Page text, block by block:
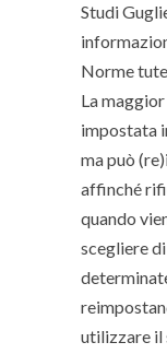
Studi
Norme
La
impostata
ma può
affinché
quando
scegliere
utilizzare il